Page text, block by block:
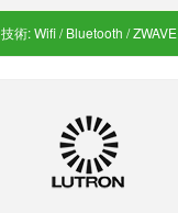
技術:Wifi / Bluetooth / ZWAVE